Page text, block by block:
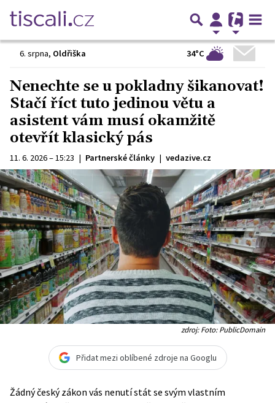
6. srpna, Oldřiška 34°C
Nenechte se u pokladny šikanovat!
Stačí říct tuto jedinou větu a
asistent vám musí okamžitě
otevřít klasický pás
11. 6. 2026 – 15:23 | Partnerské články | vedazive.cz
zdroj: Foto: PublicDomain
Přidat mezi oblíbené zdroje na Googlu
Žádný český zákon vás nenutí stát se svým vlastním